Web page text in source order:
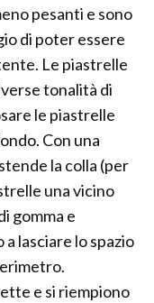
pesanti e sono
di poter essere
Le piastrelle
tonalità di
le piastrelle
Con una
la colla (per
una vicino
gomma e
lasciare lo spazio
e si riempiono